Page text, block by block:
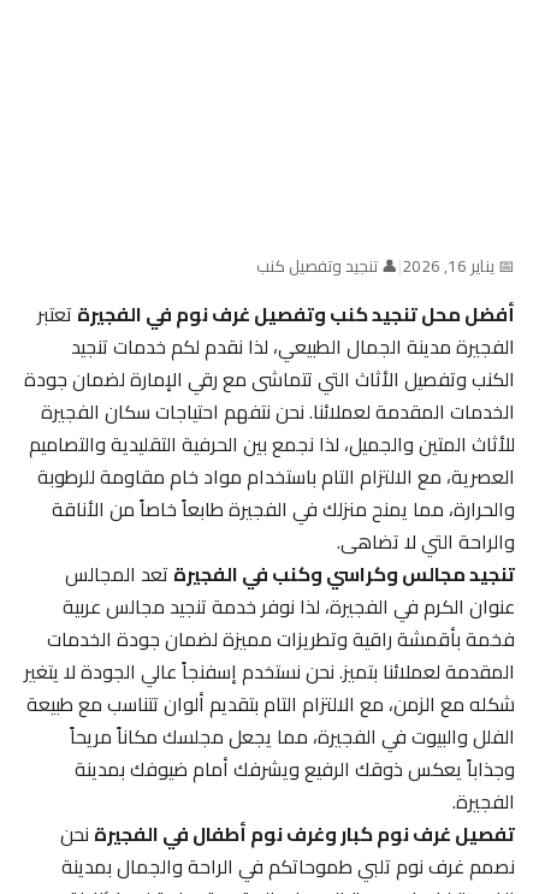
📅 يناير 16, 2026 |👤 تنجيد وتفصيل كنب
أفضل محل تنجيد كنب وتفصيل غرف نوم في الفجيرةتعتبر
الفجيرة مدينة الجمال الطبيعي، لذا نقدم لكم خدمات تنجيد
الكنب وتفصيل الأثاث التي تتماشى مع رقي الإمارة لضمان جودة
الخدمات المقدمة لعملائنا. نحن نتفهم احتياجات سكان الفجيرة
للأثاث المتين والجميل، لذا نجمع بين الحرفية التقليدية والتصاميم
العصرية، مع الالتزام التام باستخدام مواد خام مقاومة للرطوبة
والحرارة، مما يمنح منزلك في الفجيرة طابعاً خاصاً من الأناقة
والراحة التي لا تضاهى.
تنجيد مجالس وكراسي وكنب في الفجيرةتعد المجالس
عنوان الكرم في الفجيرة، لذا نوفر خدمة تنجيد مجالس عربية
فخمة بأقمشة راقية وتطريزات مميزة لضمان جودة الخدمات
المقدمة لعملائنا بتميز. نحن نستخدم إسفنجاً عالي الجودة لا يتغير
شكله مع الزمن، مع الالتزام التام بتقديم ألوان تتناسب مع طبيعة
الفلل والبيوت في الفجيرة، مما يجعل مجلسك مكاناً مريحاً
وجذاباً يعكس ذوقك الرفيع ويشرفك أمام ضيوفك بمدينة
الفجيرة.
تفصيل غرف نوم كبار وغرف نوم أطفال في الفجيرةنحن
نصمم غرف نوم تلبي طموحاتكم في الراحة والجمال بمدينة